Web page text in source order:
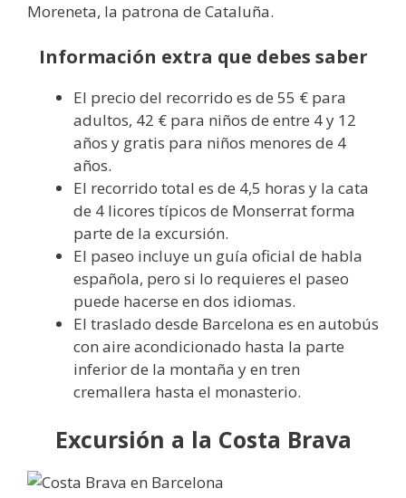
Moreneta, la patrona de Cataluña.
Información extra que debes saber
El precio del recorrido es de 55 € para
adultos, 42 € para niños de entre 4 y 12
años y gratis para niños menores de 4
años.
El recorrido total es de 4,5 horas y la cata
de 4 licores típicos de Monserrat forma
parte de la excursión.
El paseo incluye un guía oficial de habla
española, pero si lo requieres el paseo
puede hacerse en dos idiomas.
El traslado desde Barcelona es en autobús
con aire acondicionado hasta la parte
inferior de la montaña y en tren
cremallera hasta el monasterio.
Excursión a la Costa Brava